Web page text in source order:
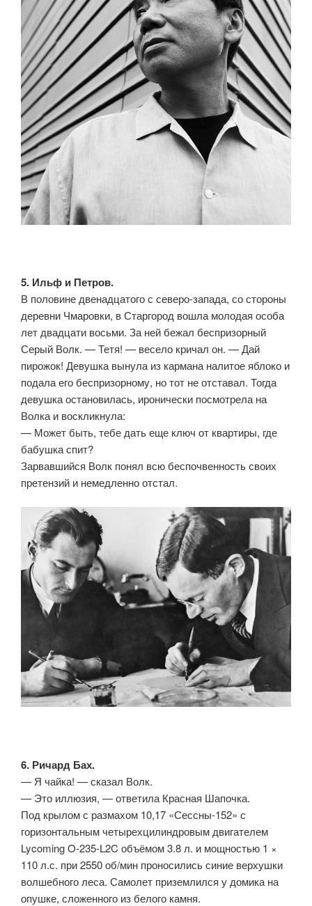
5. Ильф и Петров.
В половине двенадцатого с северо-запада, со стороны
деревни Чмаровки, в Старгород вошла молодая особа
лет двадцати восьми. За ней бежал беспризорный
Серый Волк. — Тетя! — весело кричал он. — Дай
пирожок! Девушка вынула из кармана налитое яблоко и
подала его беспризорному, но тот не отставал. Тогда
девушка остановилась, иронически посмотрела на
Волка и воскликнула:
— Может быть, тебе дать еще ключ от квартиры, где
бабушка спит?
Зарвавшийся Волк понял всю беспочвенность своих
претензий и немедленно отстал.
6. Ричард Бах.
— Я чайка! — сказал Волк.
— Это иллюзия, — ответила Красная Шапочка.
Под крылом с размахом 10,17 «Сессны-152» с
горизонтальным четырехцилиндровым двигателем
Lycoming O-235-L2C объёмом 3.8 л. и мощностью 1 ×
110 л.с. при 2550 об/мин проносились синие верхушки
волшебного леса. Самолет приземлился у домика на
опушке, сложенного из белого камня.